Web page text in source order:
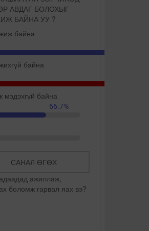
Дэлхийн хамгийн ер бусын
15 шөл
АВДАГ БОЛОХЫГ
БАЙНА УУ ?
байна
байна
мэдэхгүй байна
66.7%
САНАЛ ӨГӨХ
ажиллаж,
боломж гарвал яах вэ?